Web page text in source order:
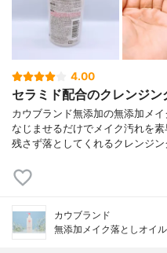
4.00
セラミド配合のクレンジン
カウブランド無添加の無添加メ
なじませるだけでメイク汚れを
残さず落としてくれるクレンジ
カウブランド
無添加メイク落としオイル